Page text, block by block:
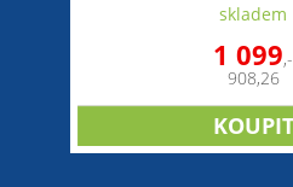
skladem
1 099,-
908,26